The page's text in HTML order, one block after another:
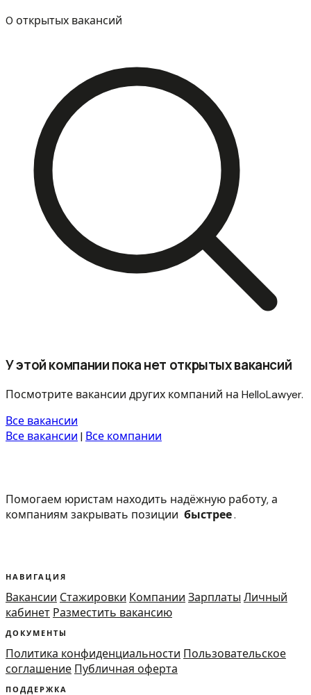
0 открытых вакансий
У этой компании пока нет открытых вакансий
Посмотрите вакансии других компаний на HelloLawyer.
Все вакансии
Все вакансии | Все компании
Помогаем юристам находить надёжную работу, а
компаниям закрывать позиции быстрее.
НАВИГАЦИЯ
Вакансии Стажировки Компании Зарплаты Личный
кабинет Разместить вакансию
ДОКУМЕНТЫ
Политика конфиденциальности Пользовательское
соглашение Публичная оферта
ПОДДЕРЖКА